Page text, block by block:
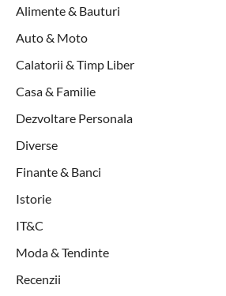
Alimente & Bauturi
Auto & Moto
Calatorii & Timp Liber
Casa & Familie
Dezvoltare Personala
Diverse
Finante & Banci
Istorie
IT&C
Moda & Tendinte
Recenzii